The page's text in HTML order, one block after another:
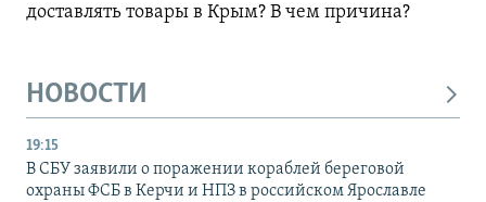
доставлять товары в Крым? В чем причина?
НОВОСТИ
19:15
В СБУ заявили о поражении кораблей береговой
охраны ФСБ в Керчи и НПЗ в российском Ярославле